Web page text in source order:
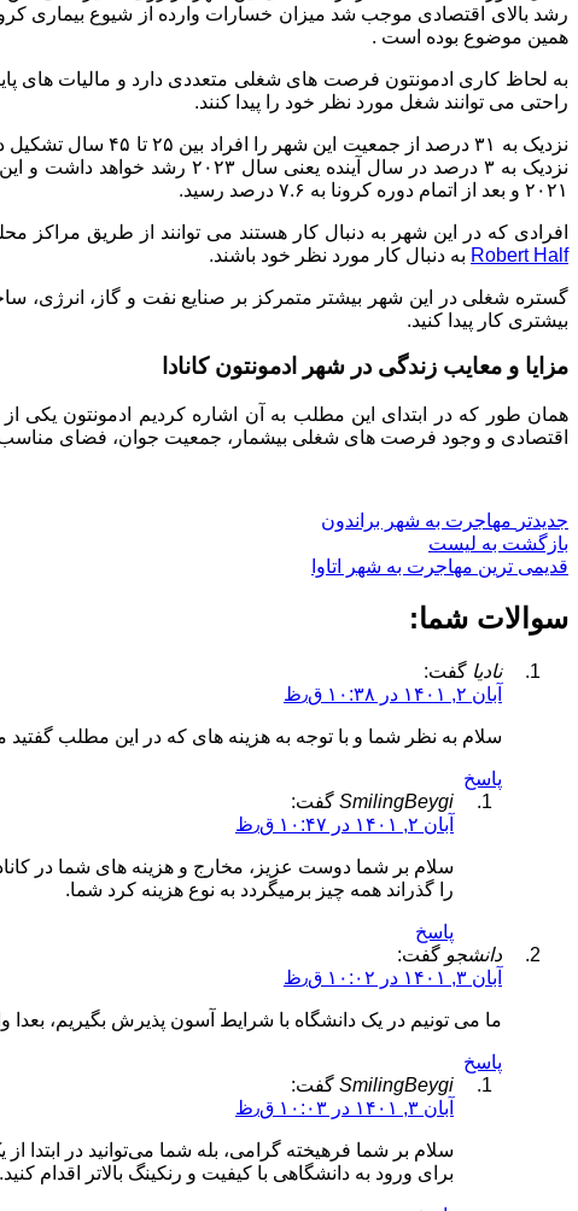
رشد بالای اقتصادی موجب شد میزان خسارات وارده از شیوع بیماری
همین موضوع بوده است .
به لحاظ کاری ادمونتون فرصت های شغلی متعددی دارد و مالیات های
راحتی می توانند شغل مورد نظر خود را پیدا کنند.
نزدیک به ۳۱ درصد
۲۰۲۱ و بعد از اتمام دوره کرونا به ۷.۶ درصد رسید.
افرادی که در این شهر به دنبال کار هستند می توانند از طریق مراکز
Robert Half به دنبال کار مورد نظر خود باشند.
گستره شغلی در این شهر بیشتر متمرکز بر صنایع نفت و گاز،
بیشتری کار پیدا کنید.
مزایا و معایب زندگی در شهر ادمونتون کانادا
همان طور که در ابتدای این مطلب به آن اشاره کردیم ادمونتون یکی
اقتصادی و وجود فرصت های شغلی بیشمار، جمعیت جوان، فضای مناسب
جدیدتر مهاجرت به شهر براندون
بازگشت به لیست
قدیمی ترین مهاجرت به شهر اتاوا
سوالات شما:
نادیا گفت:
آبان ۲, ۱۴۰۱ در ۱۰:۳۸ ق٫ظ
سلام به نظر شما و با توجه به هزینه های که در این مطلب گفتید
پاسخ
SmilingBeygi گفت:
آبان ۲, ۱۴۰۱ در ۱۰:۴۷ ق٫ظ
سلام بر شما دوست عزیز، مخارج و هزینه های شما در
را گذراند همه چیز برمیگردد به نوع هزینه کرد شما.
پاسخ
دانشجو گفت:
آبان ۳, ۱۴۰۱ در ۱۰:۰۲ ق٫ظ
ما می تونیم در یک دانشگاه با شرایط آسون پذیرش بگیریم، بعدا
پاسخ
SmilingBeygi گفت:
آبان ۳, ۱۴۰۱ در ۱۰:۰۳ ق٫ظ
سلام بر شما فرهیخته گرامی، بله شما می‌توانید در
برای ورود به دانشگاهی با کیفیت و رنکینگ بالاتر اقدام کنید.